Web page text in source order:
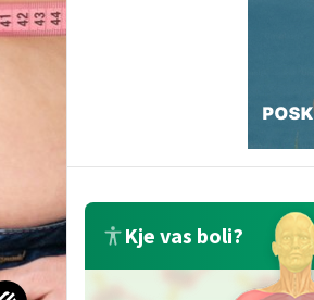
Kje vas boli?